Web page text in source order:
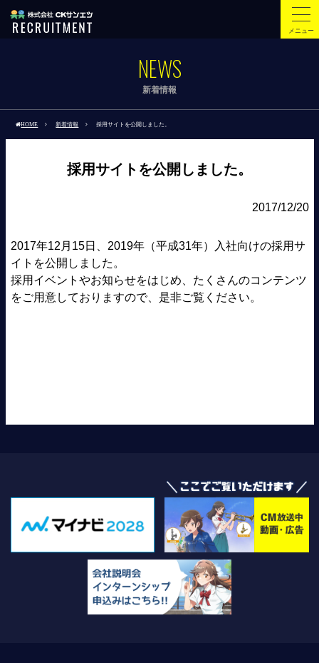
メニュー
NEWS
新着情報
HOME 新着情報 採用サイトを公開しました。
採用サイトを公開しました。
2017/12/20
2017年12月15日、2019年（平成31年）入社向けの採用サ
イトを公開しました。
採用イベントやお知らせをはじめ、たくさんのコンテンツ
をご用意しておりますので、是非ご覧ください。